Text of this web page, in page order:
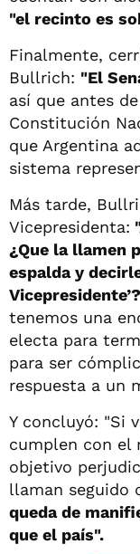
"el recinto es
Finalmente,
Bullrich: "El
así que antes
Constitución
que Argentina
sistema
Más tarde,
Vicepresidenta:
¿Que la llamen
espalda y
Vicepresidente’?
tenemos una
electa para
para ser
respuesta a un
Y concluyó: "Si
cumplen con el
objetivo
llaman seguido
queda de
que el país".